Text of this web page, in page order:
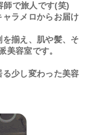
で旅人です(笑)
ラメロからお届け
揃え、肌や髪、そ
美容室です。
少し変わった美容